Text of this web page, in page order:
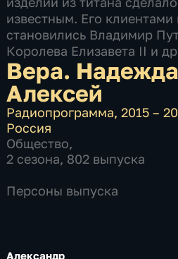
известным. Его клиентами
становились Владимир
Королева Елизавета II и
Вера.
Алексей
Радиопрограмма,2015 –
Россия
Общество,
2 сезона, 802 выпуска
Персоны выпуска
Александр